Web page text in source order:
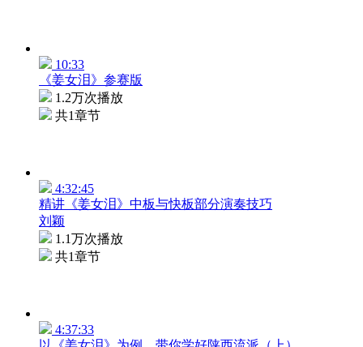
10:33
《姜女泪》参赛版
1.2万次播放
共1章节
4:32:45
精讲《姜女泪》中板与快板部分演奏技巧
刘颖
1.1万次播放
共1章节
4:37:33